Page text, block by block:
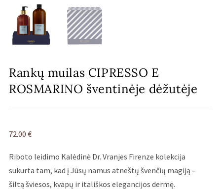
Rankų muilas CIPRESSO E
ROSMARINO šventinėje dėžutėje
72.00€
Riboto leidimo Kalėdinė Dr. Vranjes Firenze kolekcija
sukurta tam, kad į Jūsų namus atneštų švenčių magiją –
šiltą šviesos, kvapų ir itališkos elegancijos dermę.